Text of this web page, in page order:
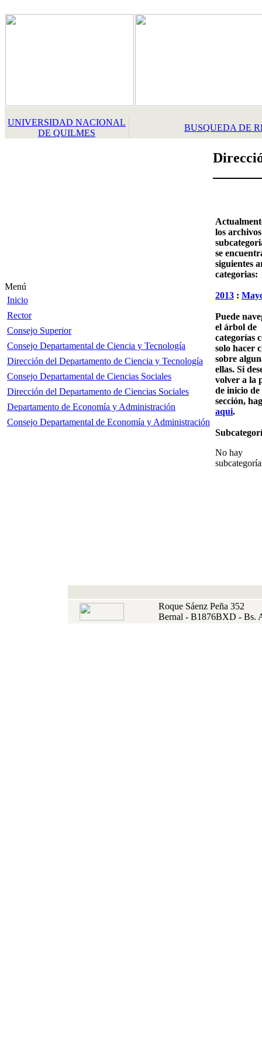
UNIVERSIDAD NACIONAL
DE QUILMES
BUSQUEDA DE
Menú
Inicio
Rector
Consejo Superior
Consejo Departamental de Ciencia y Tecnología
Dirección del Departamento de Ciencia y Tecnología
Consejo Departamental de Ciencias Sociales
Dirección del Departamento de Ciencias Sociales
Departamento de Economía y Administración
Consejo Departamental de Economía y Administración
los
se
siguientes
categorias:
2013 :
Puede
el árbol de
categorías
solo hacer
sobre
ellas. Si
volver a la
de inicio de
sección,
aqui.
No hay
Roque Sáenz Peña 352
Bernal - B1876BXD - Bs.